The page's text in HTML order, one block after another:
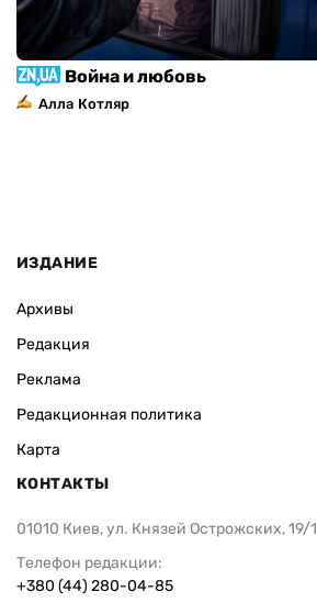
Война и любовь
Алла Котляр
ИЗДАНИЕ
Архивы
Редакция
Реклама
Редакционная политика
Карта
КОНТАКТЫ
01010 Киев, ул. Князей Острожских, 19/1
Телефон редакции:
+380 (44) 280-04-85